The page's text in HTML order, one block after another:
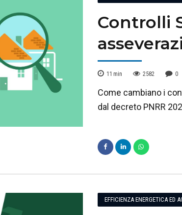
Controlli
11 min 2582 0
Come cambiano i
dal decreto PNRR
EFFICIENZA ENERGETICA ED